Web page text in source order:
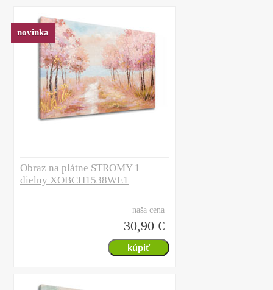
Obraz na plátne STROMY 1
dielny XOBCH1538WE1
naša cena
30,90 €
novinka